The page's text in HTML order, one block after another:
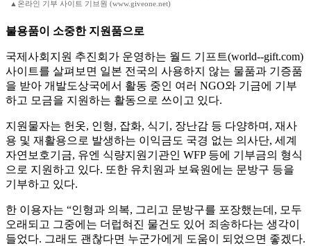
▲온라인 기부 사이트 기브원 (www.giveone.net)
불용품이 소중한 지원품으로
국제사회지원 추진회가 운영하는 월드 기프트(world--gift.com)
사이트를 살펴보면 일본 전국의 사용하지 않는 물품과 기증품
을 받아 개발도상국에서 활동 중인 여러 NGO와 기금에 기부
하고 모금을 지원하는 활동으로 쓰이고 있다.
지원물자는 헌옷, 인형, 잡화, 식기, 장난감 등 다양하며, 재사
용 및 재활용으로 발생하는 이익금도 국경 없는 의사단, 세계
자연보호기금, 유엔 식량지원기관인 WFP 등에 기부금의 형식
으로 지원하고 있다. 또한 유치원과 보육원에는 문방구 등을
기부하고 있다.
한 이용자는 “인형과 의복, 그리고 문방구를 포장했는데, 모두
오래되고 그중에는 더럽혀진 물건도 있어 죄송하다는 생각이
들었다. 그래도 괜찮다면 누군가에게 도움이 되었으면 좋겠다.